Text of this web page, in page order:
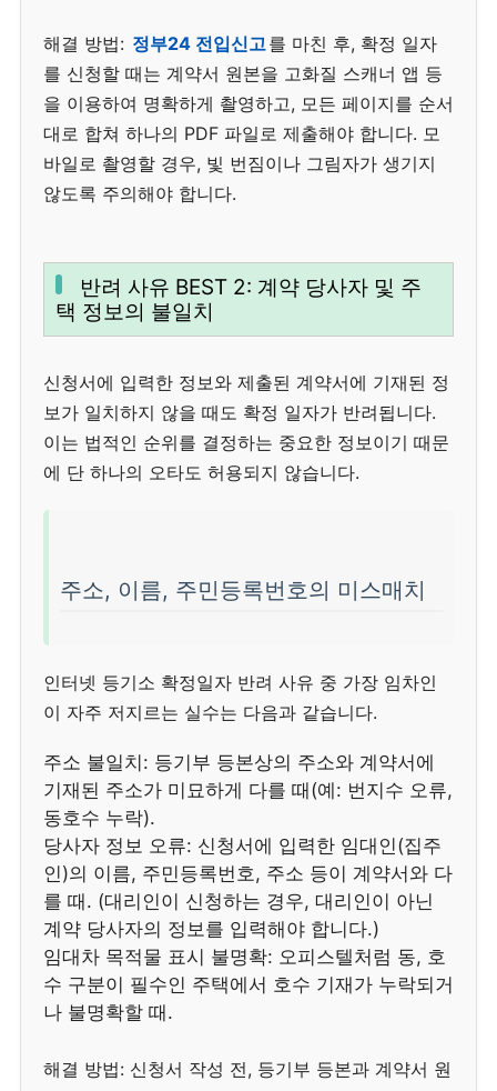
해결 방법: 정부24 전입신고를 마친 후, 확정 일자
를 신청할 때는 계약서 원본을 고화질 스캐너 앱 등
을 이용하여 명확하게 촬영하고, 모든 페이지를 순서
대로 합쳐 하나의 PDF 파일로 제출해야 합니다. 모
바일로 촬영할 경우, 빛 번짐이나 그림자가 생기지
않도록 주의해야 합니다.
반려 사유 BEST 2: 계약 당사자 및 주
택 정보의 불일치
신청서에 입력한 정보와 제출된 계약서에 기재된 정
보가 일치하지 않을 때도 확정 일자가 반려됩니다.
이는 법적인 순위를 결정하는 중요한 정보이기 때문
에 단 하나의 오타도 허용되지 않습니다.
주소, 이름, 주민등록번호의 미스매치
인터넷 등기소 확정일자 반려 사유 중 가장 임차인
이 자주 저지르는 실수는 다음과 같습니다.
주소 불일치: 등기부 등본상의 주소와 계약서에
기재된 주소가 미묘하게 다를 때(예: 번지수 오류,
동호수 누락).
당사자 정보 오류: 신청서에 입력한 임대인(집주
인)의 이름, 주민등록번호, 주소 등이 계약서와 다
를 때. (대리인이 신청하는 경우, 대리인이 아닌
계약 당사자의 정보를 입력해야 합니다.)
임대차 목적물 표시 불명확: 오피스텔처럼 동, 호
수 구분이 필수인 주택에서 호수 기재가 누락되거
나 불명확할 때.
해결 방법: 신청서 작성 전, 등기부 등본과 계약서 원